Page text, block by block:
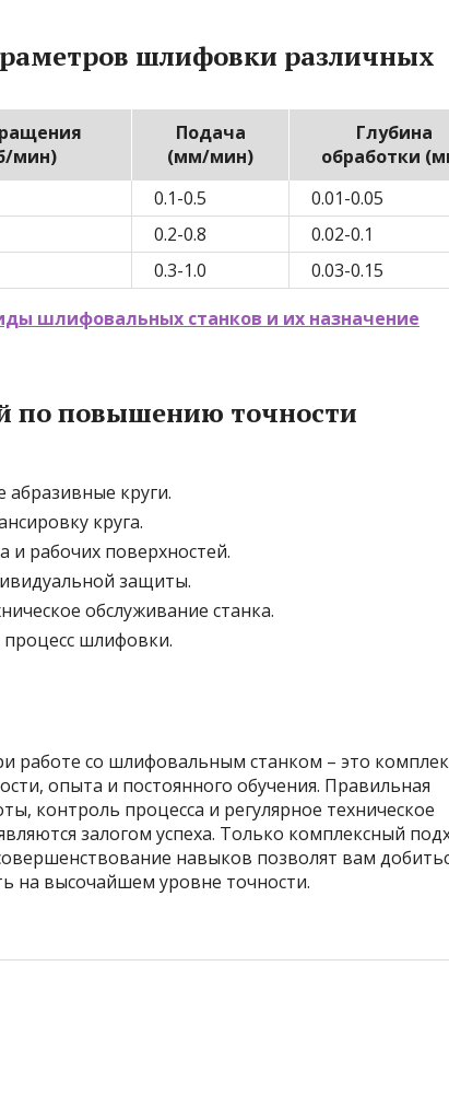
шлифовки различных
мин)
Подача
(мм/мин)
Глубина
обработки
0.1-0.5
0.01-0.05
0.2-0.8
0.02-0.1
0.3-1.0
0.03-0.15
шлифовальных станков и их назначение
по повышению точности
абразивные круги.
круга.
и рабочих поверхностей.
защиты.
обслуживание станка.
шлифовки.
работе со шлифовальным станком – это
опыта и постоянного обучения. Правильная
контроль процесса и регулярное техническое
залогом успеха. Только комплексный
навыков позволят вам
на высочайшем уровне точности.